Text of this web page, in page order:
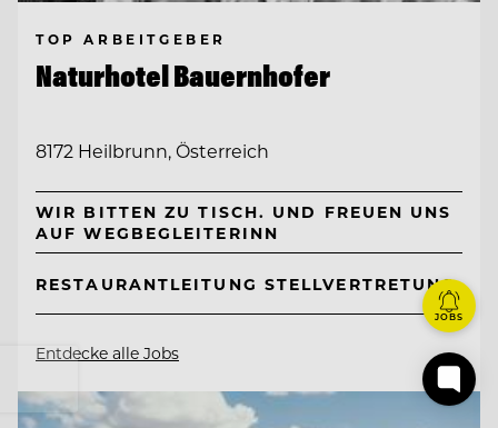
TOP ARBEITGEBER
Naturhotel Bauernhofer
8172 Heilbrunn, Österreich
WIR BITTEN ZU TISCH. UND FREUEN UNS
AUF WEGBEGLEITERINN
RESTAURANTLEITUNG STELLVERTRETUNG
Entdecke alle Jobs
JOBS